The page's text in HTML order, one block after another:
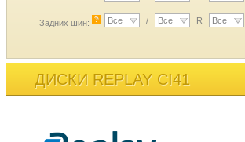
Задних шин: ? Все / Все R Все
ДИСКИ REPLAY CI41